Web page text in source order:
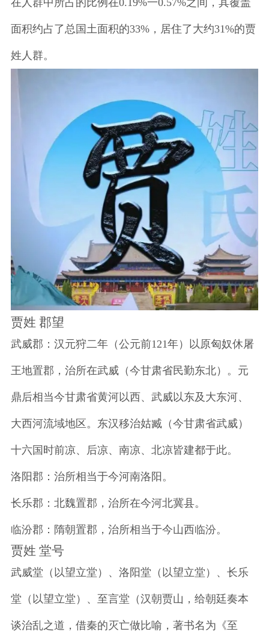
在人群中所占的比例在0.19%一0.57%之间，其覆盖
面积约占了总国土面积的33%，居住了大约31%的贾
姓人群。
贾姓 郡望
武威郡：汉元狩二年（公元前121年）以原匈奴休屠
王地置郡，治所在武威（今甘肃省民勤东北）。元
鼎后相当今甘肃省黄河以西、武威以东及大东河、
大西河流域地区。东汉移治姑臧（今甘肃省武威）
十六国时前凉、后凉、南凉、北凉皆建都于此。
洛阳郡：治所相当于今河南洛阳。
长乐郡：北魏置郡，治所在今河北冀县。
临汾郡：隋朝置郡，治所相当于今山西临汾。
贾姓 堂号
武威堂（以望立堂）、洛阳堂（以望立堂）、长乐
堂（以望立堂）、至言堂（汉朝贾山，给朝廷奏本
谈治乱之道，借秦的灭亡做比喻，著书名为《至